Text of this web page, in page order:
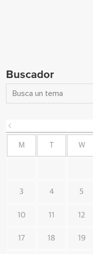
Buscador
M W
3 4 5
10 11 12
17 18 19